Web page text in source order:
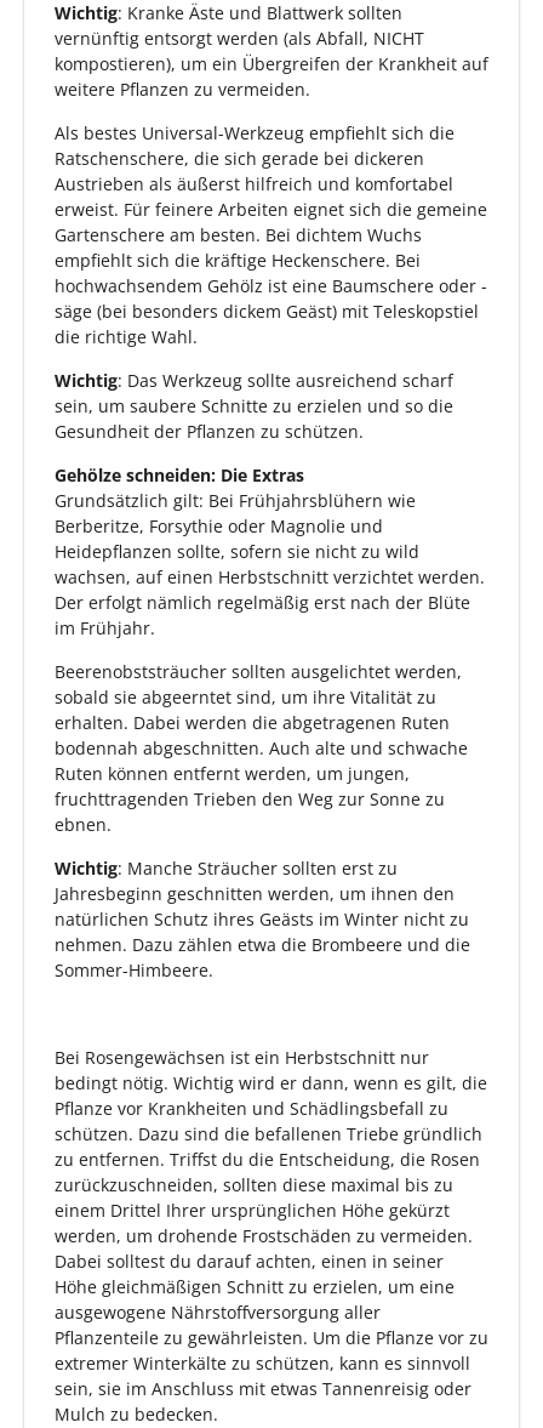
Wichtig: Kranke Äste und Blattwerk sollten
vernünftig entsorgt werden (als Abfall, NICHT
kompostieren), um ein Übergreifen der Krankheit auf
weitere Pflanzen zu vermeiden.
Als bestes Universal-Werkzeug empfiehlt sich die
Ratschenschere, die sich gerade bei dickeren
Austrieben als äußerst hilfreich und komfortabel
erweist. Für feinere Arbeiten eignet sich die gemeine
Gartenschere am besten. Bei dichtem Wuchs
empfiehlt sich die kräftige Heckenschere. Bei
hochwachsendem Gehölz ist eine Baumschere oder -
säge (bei besonders dickem Geäst) mit Teleskopstiel
die richtige Wahl.
Wichtig: Das Werkzeug sollte ausreichend scharf
sein, um saubere Schnitte zu erzielen und so die
Gesundheit der Pflanzen zu schützen.
Gehölze schneiden: Die Extras
Grundsätzlich gilt: Bei Frühjahrsblühern wie
Berberitze, Forsythie oder Magnolie und
Heidepflanzen sollte, sofern sie nicht zu wild
wachsen, auf einen Herbstschnitt verzichtet werden.
Der erfolgt nämlich regelmäßig erst nach der Blüte
im Frühjahr.
Beerenobststräucher sollten ausgelichtet werden,
sobald sie abgeerntet sind, um ihre Vitalität zu
erhalten. Dabei werden die abgetragenen Ruten
bodennah abgeschnitten. Auch alte und schwache
Ruten können entfernt werden, um jungen,
fruchttragenden Trieben den Weg zur Sonne zu
ebnen.
Wichtig: Manche Sträucher sollten erst zu
Jahresbeginn geschnitten werden, um ihnen den
natürlichen Schutz ihres Geästs im Winter nicht zu
nehmen. Dazu zählen etwa die Brombeere und die
Sommer-Himbeere.
Bei Rosengewächsen ist ein Herbstschnitt nur
bedingt nötig. Wichtig wird er dann, wenn es gilt, die
Pflanze vor Krankheiten und Schädlingsbefall zu
schützen. Dazu sind die befallenen Triebe gründlich
zu entfernen. Triffst du die Entscheidung, die Rosen
zurückzuschneiden, sollten diese maximal bis zu
einem Drittel Ihrer ursprünglichen Höhe gekürzt
werden, um drohende Frostschäden zu vermeiden.
Dabei solltest du darauf achten, einen in seiner
Höhe gleichmäßigen Schnitt zu erzielen, um eine
ausgewogene Nährstoffversorgung aller
Pflanzenteile zu gewährleisten. Um die Pflanze vor zu
extremer Winterkälte zu schützen, kann es sinnvoll
sein, sie im Anschluss mit etwas Tannenreisig oder
Mulch zu bedecken.